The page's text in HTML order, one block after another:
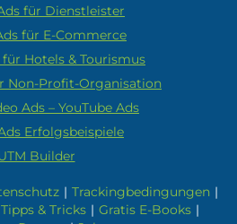
für Dienstleister
für E-Commerce
Hotels & Tourismus
Non-Profit-Organisation
Ads – YouTube Ads
Erfolgsbeispiele
Builder
| Trackingbedingungen |
Tipps & Tricks | Gratis E-Books |